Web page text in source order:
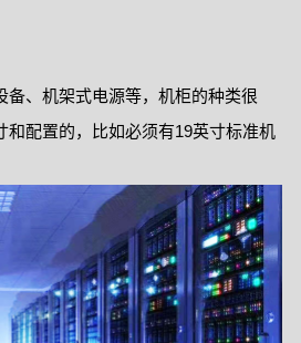
、机架式电源等，机柜的种类很
配置的，比如必须有19英寸标准机